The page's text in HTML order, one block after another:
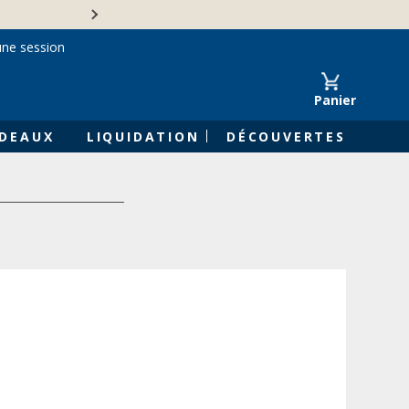
Panier
LIQUIDATION DÉCOUVERTES
session